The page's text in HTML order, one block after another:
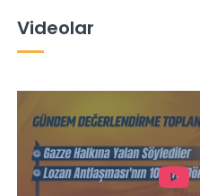
Videolar